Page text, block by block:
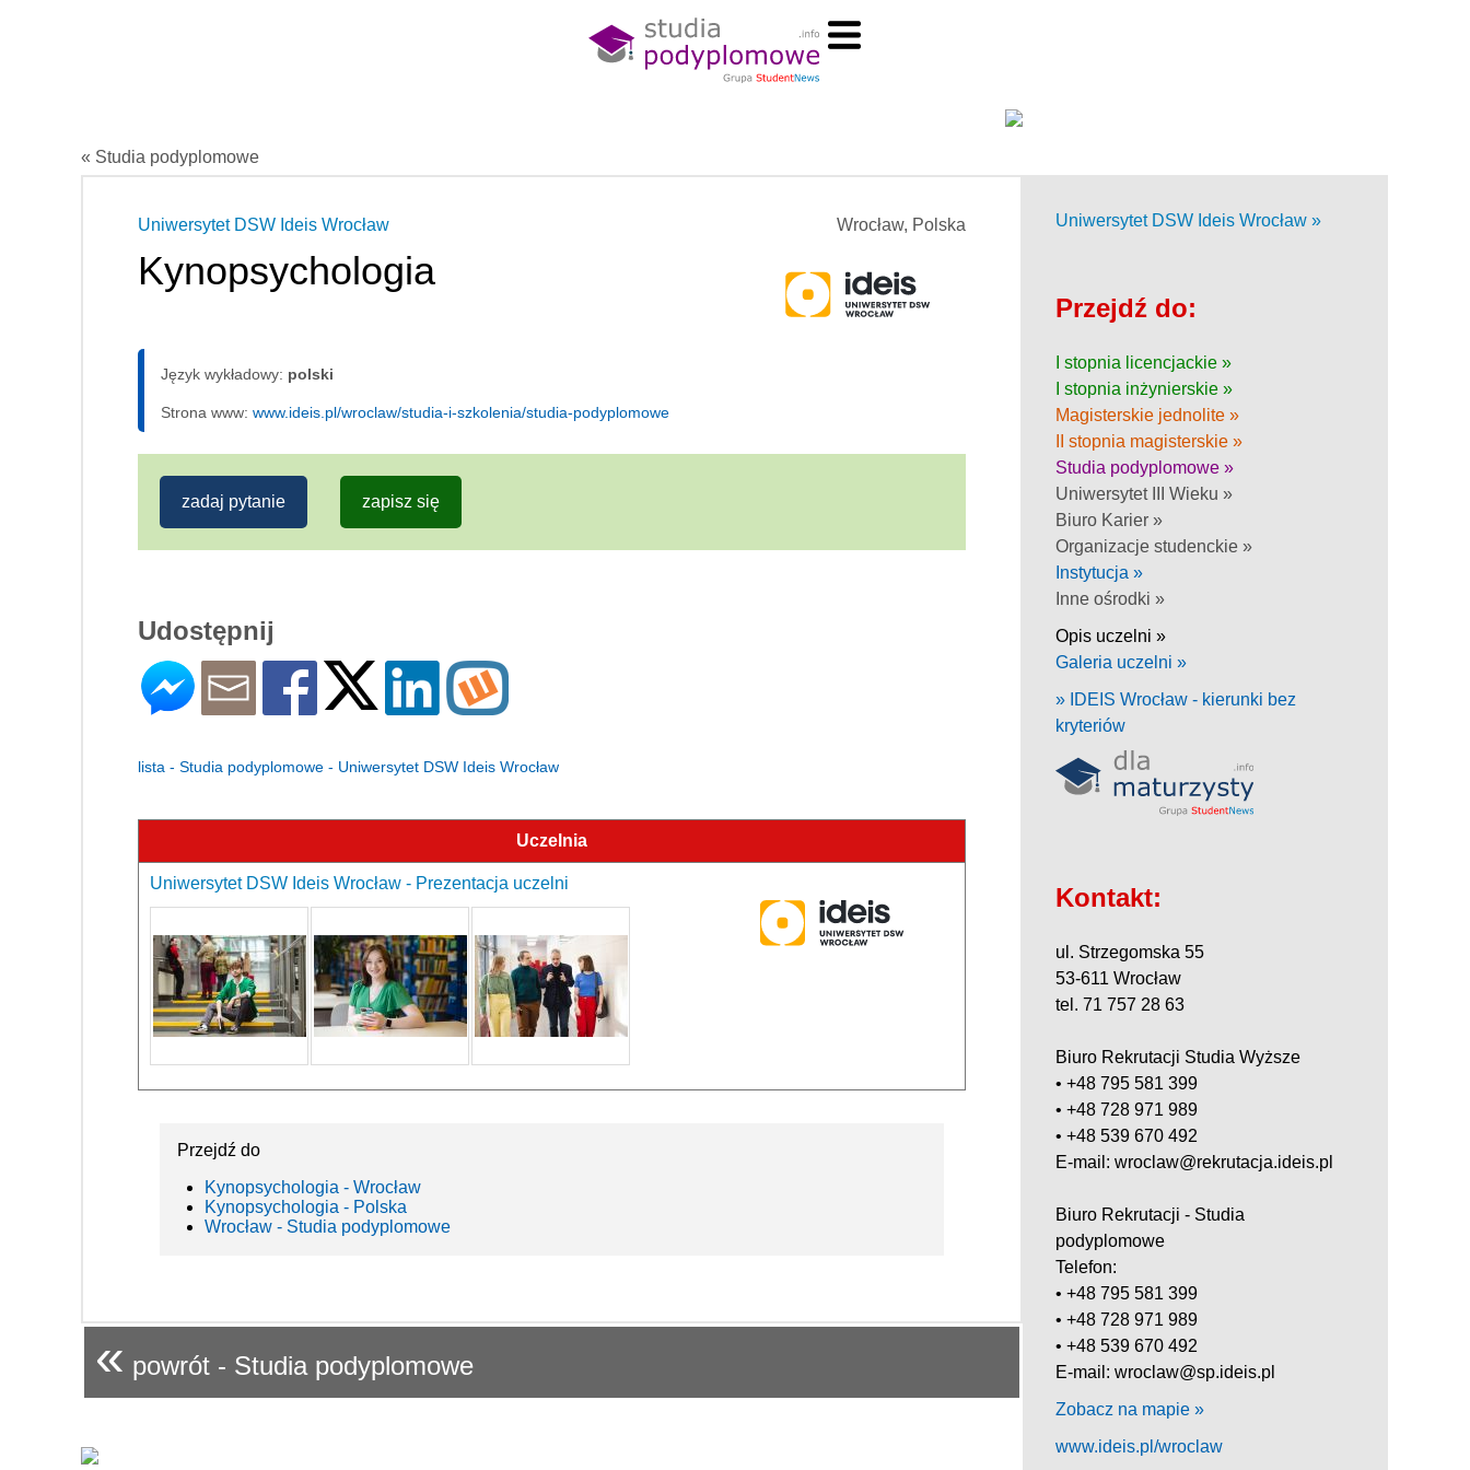
« Studia podyplomowe
Wrocław, Polska
Uniwersytet DSW Ideis Wrocław
Kynopsychologia
Język wykładowy: polski
Strona www: www.ideis.pl/wroclaw/studia-i-szkolenia/studia-podyplomowe
zadaj pytanie zapisz się
Udostępnij
lista - Studia podyplomowe - Uniwersytet DSW Ideis Wrocław
Uczelnia
Uniwersytet DSW Ideis Wrocław - Prezentacja uczelni
Przejdź do
Kynopsychologia - Wrocław
Kynopsychologia - Polska
Wrocław - Studia podyplomowe
« powrót - Studia podyplomowe
Uniwersytet DSW Ideis Wrocław »
Przejdź do:
I stopnia licencjackie »
I stopnia inżynierskie »
Magisterskie jednolite »
II stopnia magisterskie »
Studia podyplomowe »
Uniwersytet III Wieku »
Biuro Karier »
Organizacje studenckie »
Instytucja »
Inne ośrodki »
Opis uczelni »
Galeria uczelni »
» IDEIS Wrocław - kierunki bez
kryteriów
Kontakt:
ul. Strzegomska 55
53-611 Wrocław
tel. 71 757 28 63
Biuro Rekrutacji Studia Wyższe
• +48 795 581 399
• +48 728 971 989
• +48 539 670 492
E-mail: wroclaw@rekrutacja.ideis.pl
Biuro Rekrutacji - Studia
podyplomowe
Telefon:
• +48 795 581 399
• +48 728 971 989
• +48 539 670 492
E-mail: wroclaw@sp.ideis.pl
Zobacz na mapie »
www.ideis.pl/wroclaw